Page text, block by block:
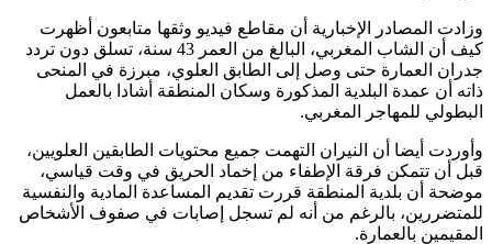
وزادت المصادر الإخبارية أن مقاطع فيديو وثقها متابعون أظهرت
كيف أن الشاب المغربي، البالغ من العمر 43 سنة، تسلق دون تردد
جدران العمارة حتى وصل إلى الطابق العلوي، مبرزة في المنحى
ذاته أن عمدة البلدية المذكورة وسكان المنطقة أشادا بالعمل
البطولي للمهاجر المغربي.
وأوردت أيضا أن النيران التهمت جميع محتويات الطابقين العلويين،
قبل أن تتمكن فرقة الإطفاء من إخماد الحريق في وقت قياسي،
موضحة أن بلدية المنطقة قررت تقديم المساعدة المادية والنفسية
للمتضررين، بالرغم من أنه لم تسجل إصابات في صفوف الأشخاص
المقيمين بالعمارة.